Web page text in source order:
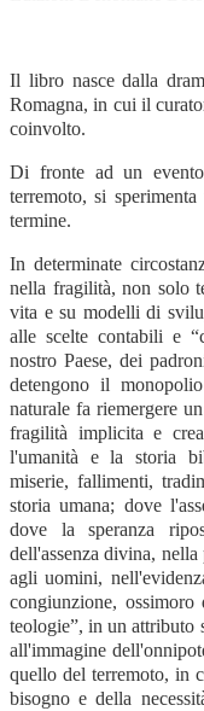
Il libro nasce dalla
Romagna, in cui il
coinvolto.
Di fronte ad un
terremoto, si
termine.
In determinate
nella fragilità, non solo
vita e su modelli di
alle scelte contabili e
nostro Paese, dei
detengono il
naturale fa riemergere
fragilità implicita e
l'umanità e la storia
miserie, fallimenti,
storia umana; dove
dove la speranza
dell'assenza divina,
agli uomini,
congiunzione,
teologie”, in un attributo
all'immagine
quello del terremoto, in
bisogno e della